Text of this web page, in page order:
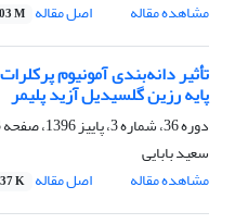
مشاهده مقاله
اصل مقاله M
تأثیر دانه‌بندی آمونیوم
پایه رزین گلسیدیل آزید پلیمر
دوره 36، شماره 3، پاییز 1396، صفحه
سعید بابایی
مشاهده مقاله
اصل مقاله K